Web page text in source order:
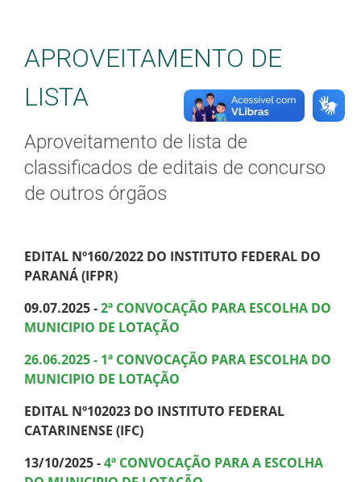
APROVEITAMENTO DE
LISTA
Aproveitamento de lista de
classificados de editais de concurso
de outros órgãos
EDITAL Nº160/2022 DO INSTITUTO FEDERAL DO
PARANÁ (IFPR)
09.07.2025 -2ª CONVOCAÇÃO PARA ESCOLHA DO
MUNICIPIO DE LOTAÇÃO
26.06.2025 - 1ª CONVOCAÇÃO PARA ESCOLHA DO
MUNICIPIO DE LOTAÇÃO
EDITAL Nº102023 DO INSTITUTO FEDERAL
CATARINENSE (IFC)
13/10/2025 -4ª CONVOCAÇÃO PARA A ESCOLHA